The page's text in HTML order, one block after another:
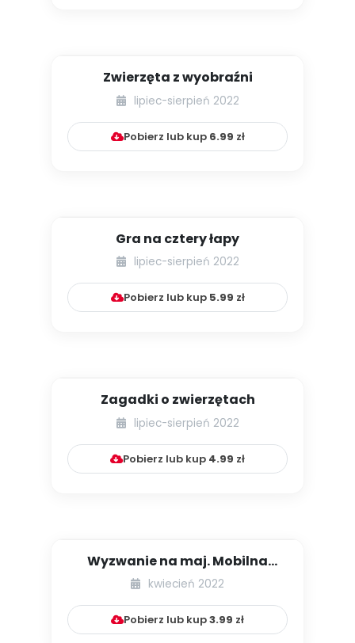
Zwierzęta z wyobraźni
lipiec-sierpień 2022
Pobierz lub kup 6.99 zł
Gra na cztery łapy
lipiec-sierpień 2022
Pobierz lub kup 5.99 zł
Zagadki o zwierzętach
lipiec-sierpień 2022
Pobierz lub kup 4.99 zł
Wyzwanie na maj. Mobilna
minikuchnia błotna
kwiecień 2022
Pobierz lub kup3.99 zł